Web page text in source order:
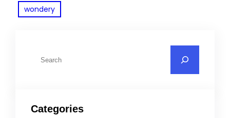
wondery
Categories